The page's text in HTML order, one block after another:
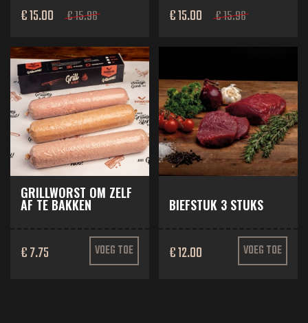
€ 15.00 € 15.96 € 15.00 € 15.96
GRILLWORST OM ZELF
AF TE BAKKEN
€ 7.75 VOEG TOE
BIEFSTUK 3 STUKS
€ 12.00 VOEG TOE